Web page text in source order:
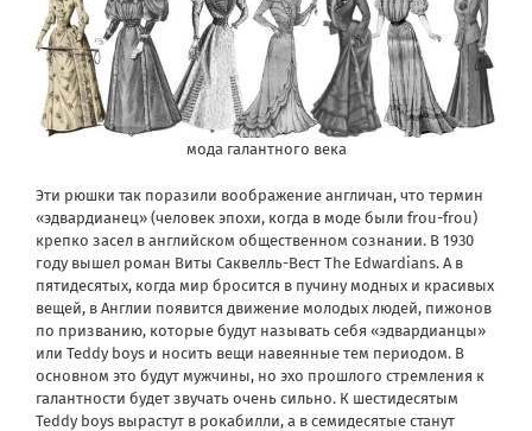
мода галантного века
Эти рюшки так поразили воображение англичан, что термин
«эдвардианец» (человек эпохи, когда в моде были frou-frou)
крепко засел в английском общественном сознании. В 1930
году вышел роман Виты Саквелль-Вест The Edwardians. А в
пятидесятых, когда мир бросится в пучину модных и красивых
вещей, в Англии появится движение молодых людей, пижонов
по призванию, которые будут называть себя «эдвардианцы»
или Teddy boys и носить вещи навеянные тем периодом. В
основном это будут мужчины, но эхо прошлого стремления к
галантности будет звучать очень сильно. К шестидесятым
Teddy boys вырастут в рокабилли, а в семидесятые станут